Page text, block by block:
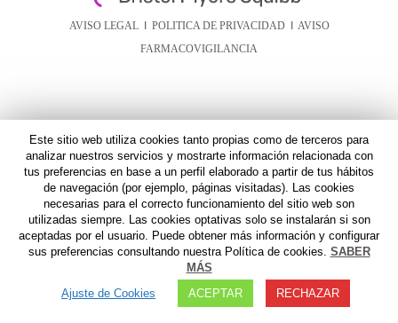
AVISO LEGAL POLITICA DE PRIVACIDAD
AVISO
FARMACOVIGILANCIA
Este sitio web utiliza cookies tanto propias como de terceros para
analizar nuestros servicios y mostrarte información relacionada con
tus preferencias en base a un perfil elaborado a partir de tus hábitos
de navegación (por ejemplo, páginas visitadas). Las cookies
necesarias para el correcto funcionamiento del sitio web son
utilizadas siempre. Las cookies optativas solo se instalarán si son
aceptadas por el usuario. Puede obtener más información y configurar
sus preferencias consultando nuestra Política de cookies. SABER
MÁS
Ajuste de Cookies
ACEPTAR RECHAZAR